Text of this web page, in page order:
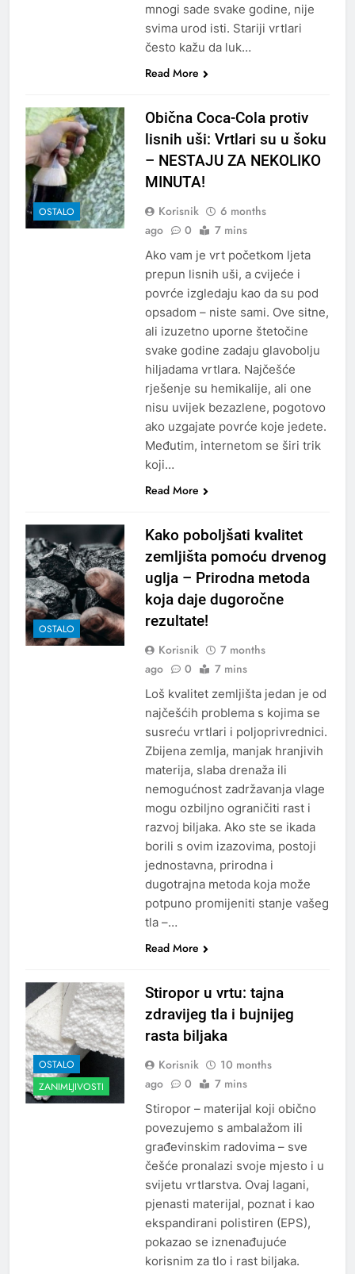
mnogi sade svake godine, nije
svima urod isti. Stariji vrtlari
često kažu da luk…
Read More
OSTALO
Obična Coca-Cola protiv
lisnih uši: Vrtlari su u šoku
– NESTAJU ZA NEKOLIKO
MINUTA!
Korisnik
6 months
ago
0 7 mins
Ako vam je vrt početkom ljeta
prepun lisnih uši, a cvijeće i
povrće izgledaju kao da su pod
opsadom – niste sami. Ove sitne,
ali izuzetno uporne štetočine
svake godine zadaju glavobolju
hiljadama vrtlara. Najčešće
rješenje su hemikalije, ali one
nisu uvijek bezazlene, pogotovo
ako uzgajate povrće koje jedete.
Međutim, internetom se širi trik
koji…
Read More
OSTALO
Kako poboljšati kvalitet
zemljišta pomoću drvenog
uglja – Prirodna metoda
koja daje dugoročne
rezultate!
Korisnik
7 months
ago
0 7 mins
Loš kvalitet zemljišta jedan je od
najčešćih problema s kojima se
susreću vrtlari i poljoprivrednici.
Zbijena zemlja, manjak hranjivih
materija, slaba drenaža ili
nemogućnost zadržavanja vlage
mogu ozbiljno ograničiti rast i
razvoj biljaka. Ako ste se ikada
borili s ovim izazovima, postoji
jednostavna, prirodna i
dugotrajna metoda koja može
potpuno promijeniti stanje vašeg
tla –…
Read More
OSTALO
ZANIMLJIVOSTI
Stiropor u vrtu: tajna
zdravijeg tla i bujnijeg
rasta biljaka
Korisnik
10 months
ago
0 7 mins
Stiropor – materijal koji obično
povezujemo s ambalažom ili
građevinskim radovima – sve
češće pronalazi svoje mjesto i u
svijetu vrtlarstva. Ovaj lagani,
pjenasti materijal, poznat i kao
ekspandirani polistiren (EPS),
pokazao se iznenađujuće
korisnim za tlo i rast biljaka.